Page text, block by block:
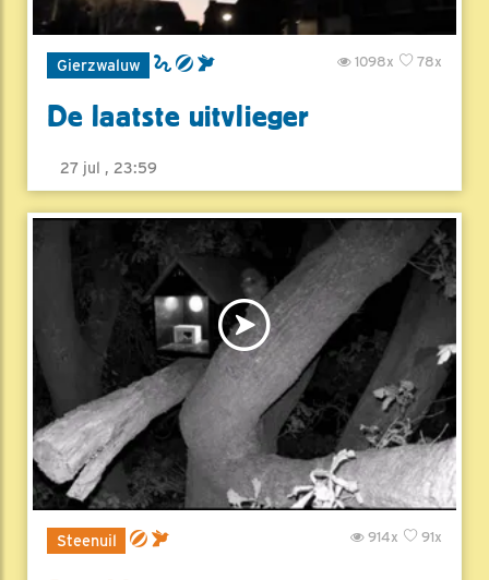
Gierzwaluw 78x
1098x
De laatste uitvlieger
27 jul , 23:59
Steenuil 91x
914x